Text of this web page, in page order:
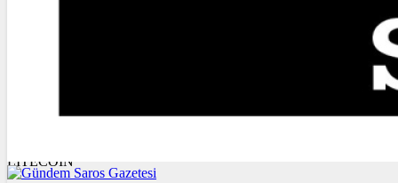
LİTECOİN